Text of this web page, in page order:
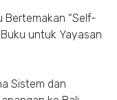
Bertemakan “Self-
untuk Yayasan
Sistem dan